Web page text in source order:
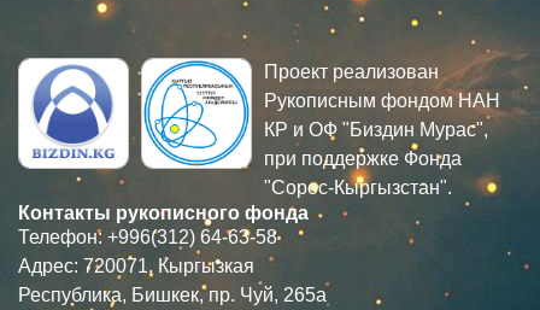
Проект реализован
Рукописным фондом НАН
КР и ОФ "Биздин Мурас",
при поддержке Фонда
"Сорос-Кыргызстан".
Контакты рукописного фонда
Телефон: +996(312) 64-63-58
Адрес: 720071, Кыргызкая
Республика, Бишкек, пр. Чуй, 265а